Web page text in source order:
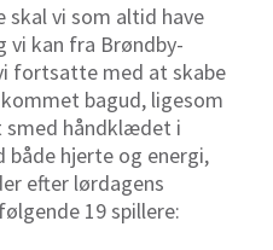
skal vi som altid have
kan fra Brøndby-
fortsatte med at skabe
bagud, ligesom
smed håndklædet i
både hjerte og energi,
efter lørdagens
19 spillere: